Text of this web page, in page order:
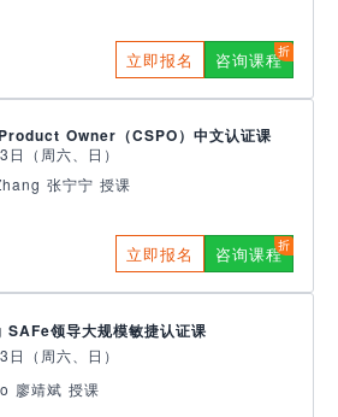
立即报名 咨询课程
Owner（CSPO）中文认证课
（周六、日）
张宁宁 授课
立即报名 咨询课程
领导大规模敏捷认证课
（周六、日）
廖靖斌 授课